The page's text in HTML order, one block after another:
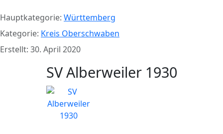
Hauptkategorie: Württemberg
Kategorie: Kreis Oberschwaben
Erstellt: 30. April 2020
SV Alberweiler 1930